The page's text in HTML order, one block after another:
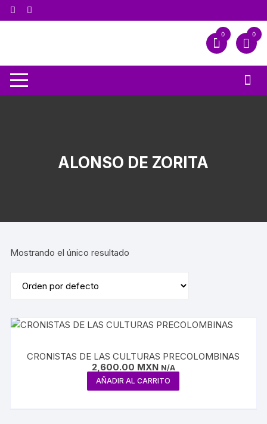
0 0
ALONSO DE ZORITA
Mostrando el único resultado
CRONISTAS DE LAS CULTURAS PRECOLOMBINAS
2,600.00 MXN N/A
AÑADIR AL CARRITO